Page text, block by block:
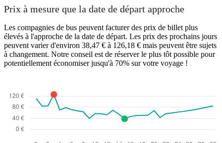
Prix à mesure que la date de départ approche
Les compagnies de bus peuvent facturer des prix de billet plus
élevés à l'approche de la date de départ. Les prix des prochains jours
peuvent varier d'environ 38,47 € à 126,18 € mais peuvent être sujets
à changement. Notre conseil est de réserver le plus tôt possible pour
potentiellement économiser jusqu'à 70% sur votre voyage !